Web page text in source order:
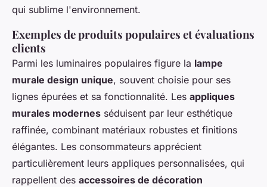
qui sublime l'environnement.
Exemples de produits populaires et évaluations
clients
Parmi les luminaires populaires figure la lampe
murale design unique, souvent choisie pour ses
lignes épurées et sa fonctionnalité. Les appliques
murales modernes séduisent par leur esthétique
raffinée, combinant matériaux robustes et finitions
élégantes. Les consommateurs apprécient
particulièrement leurs appliques personnalisées, qui
rappellent des accessoires de décoration